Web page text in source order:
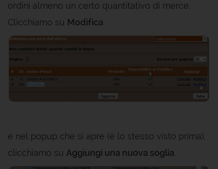
ordini almeno un certo quantitativo di merce.
Clicchiamo su Modifica
e nel popup che si apre (è lo stesso visto prima),
clicchiamo su Aggiungi una nuova soglia.